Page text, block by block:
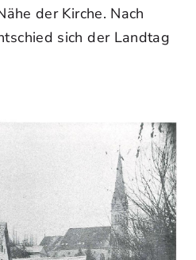
der Kirche. Nach
sich der Landtag